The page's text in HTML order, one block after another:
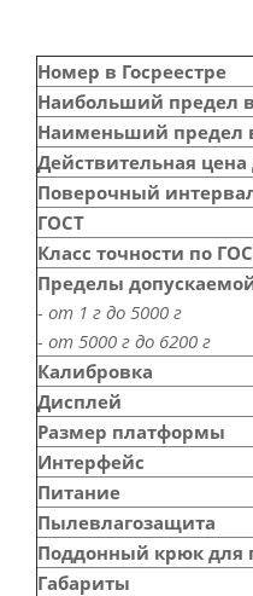
Номер в Госреестре
Наибольший предел
Наименьший предел
Действительная
Поверочный
ГОСТ
Класс точности по
Пределы
- от 1 г до 5000 г
- от 5000 г до 6200 г
Калибровка
Дисплей
Размер платформы
Интерфейс
Питание
Пылевлагозащита
Поддонный крюк для
Габариты